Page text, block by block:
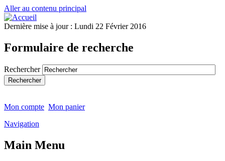
Aller au contenu principal
Dernière mise à jour : Lundi 22 Février 2016
Formulaire de recherche
Rechercher
Mon compte Mon panier
Navigation
Main Menu